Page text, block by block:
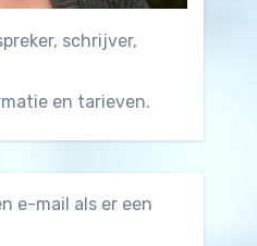
schrijver,
en tarieven.
e-mail als er een